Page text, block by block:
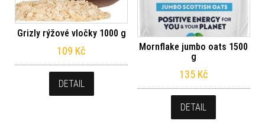
Grizly rýžové vločky 1000 g
109 Kč
DETAIL
Mornflake jumbo oats 1500
g
135 Kč
DETAIL